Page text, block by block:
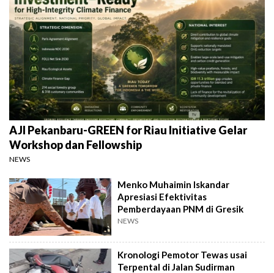
AJI Pekanbaru-GREEN for Riau Initiative Gelar
Workshop dan Fellowship
NEWS
Menko Muhaimin Iskandar
Apresiasi Efektivitas
Pemberdayaan PNM di Gresik
NEWS
Kronologi Pemotor Tewas usai
Terpental di Jalan Sudirman